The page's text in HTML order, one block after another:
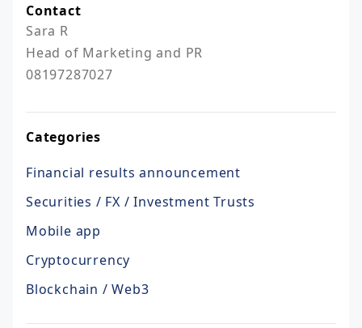
Contact
Sara R
Head of Marketing and PR
08197287027
Categories
Financial results announcement
Securities / FX / Investment Trusts
Mobile app
Cryptocurrency
Blockchain / Web3